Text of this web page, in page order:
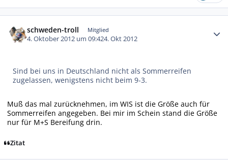
schweden-troll Mitglied
4. Oktober 2012 um 09:424. Okt 2012
Sind bei uns in Deutschland nicht als Sommerreifen
zugelassen, wenigstens nicht beim 9-3.
Muß das mal zurücknehmen, im WIS ist die Größe auch für
Sommerreifen angegeben. Bei mir im Schein stand die Größe
nur für M+S Bereifung drin.
Zitat